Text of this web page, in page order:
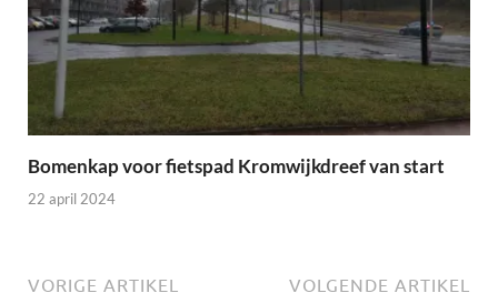
Bomenkap voor fietspad Kromwijkdreef van start
22 april 2024
VORIGE ARTIKEL VOLGENDE ARTIKEL